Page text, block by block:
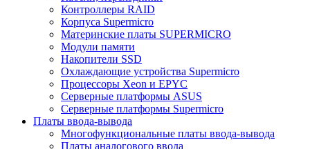
Контроллеры RAID
Корпуса Supermicro
Материнские платы SUPERMICRO
Модули памяти
Накопители SSD
Охлаждающие устройства Supermicro
Процессоры Xeon и EPYC
Серверные платформы ASUS
Серверные платформы Supermicro
Платы ввода-вывода
Многофункциональные платы ввода-вывода
Платы аналогового ввода